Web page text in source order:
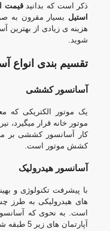
ذکر است که بدانیدقیمت
استیل بسیار مقرون به
هزینه ی زیادی از بهترین
شوید.
تقسیم بندی انواع
آسانسور کششی
یک موتور الکتریکی که
موتور خانه قرار
کار آسانسور کششی بر
کشش موتور است.
آسانسور هیدرولیک
با پیشرفت تکنولوژی و
های هیدرولیکی به طرز
آپارتمان های زیر 5 طبقه شان را با سیستم هیدرولیک میسازند.